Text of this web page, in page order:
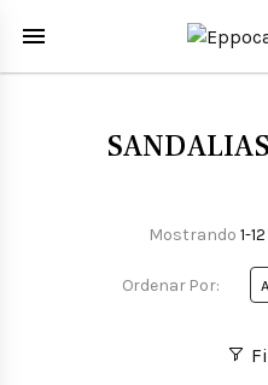
Mostrando 1-
Ordenar Por: